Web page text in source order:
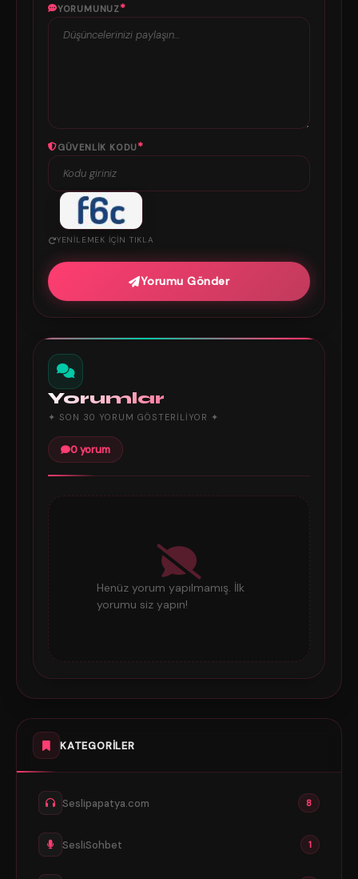
YORUMUNUZ*
GÜVENLIK KODU*
YENILEMEK IÇIN TIKLA
Yorumu Gönder
Yorumlar
✦ SON 30 YORUM GÖSTERILIYOR ✦
0 yorum
Henüz yorum yapılmamış. İlk
yorumu siz yapın!
KATEGORILER
Seslipapatya.com 8
SesliSohbet 1